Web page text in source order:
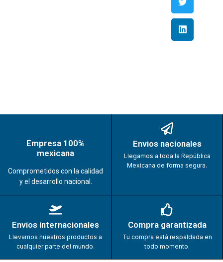
Empresa 100%
mexicana
Comprometidos con la calidad
y el desarrollo nacional.
Envios nacionales
Llegamos a toda la República
Mexicana de forma segura.
Envios internacionales
Llevamos nuestros productos a
cualquier parte del mundo.
Compra garantizada
Tu compra está respaldada en
todo momento.